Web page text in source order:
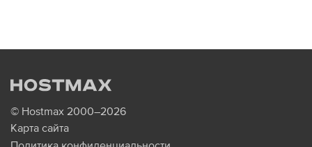
© Hostmax 2000–2026
Карта сайта